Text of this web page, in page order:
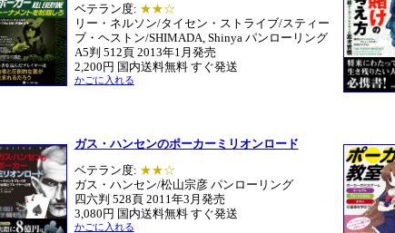
ベテラン度: ★★☆
リー・ネルソン/タイセン・ストライブ/スティー
ブ・ヘストン/SHIMADA, Shinya パンローリング
A5判 512頁 2013年1月発売
2,200円 国内送料無料 すぐ発送
かごに入れる
ガス・ハンセンのポーカーミリオンロード
ベテラン度: ★★☆
ガス・ハンセン/松山宗彦 パンローリング
四六判 528頁 2011年3月発売
3,080円 国内送料無料 すぐ発送
かごに入れる